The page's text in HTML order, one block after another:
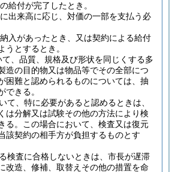
給付が完了したとき。
出来高に応じ、対価の一部を支払う必
入があったとき、又は契約による給付
うとするとき。
、品質、規格及び形状を同じくする多
造の目的物又は物品等でその全部につ
困難と認められるものについては、抽
できる。
て、特に必要があると認めるときは、
は分解又は試験その他の方法により検
る。
この場合において、検査又は復元
該契約の相手方が負担するものとす
検査に合格しないときは、市長が遅滞
改造、修補、取替えその他の措置を命